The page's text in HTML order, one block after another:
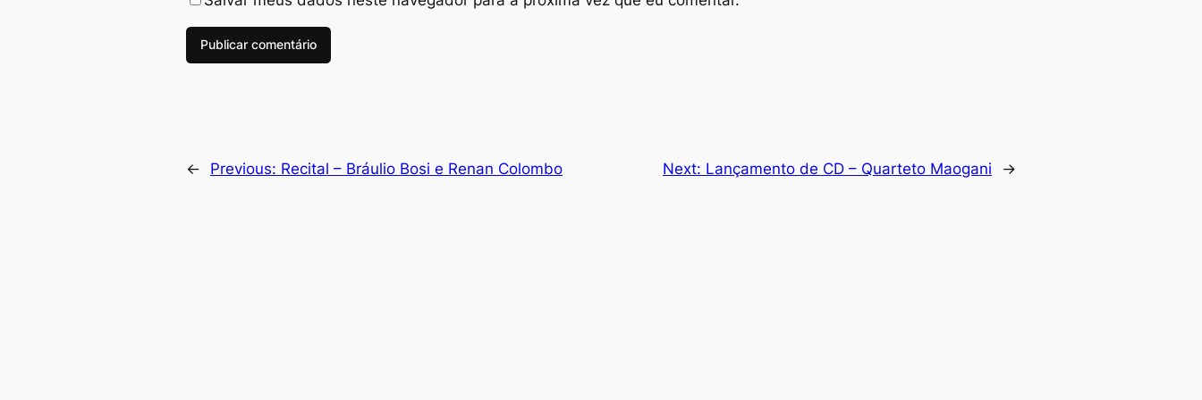
← Previous: Recital – Bráulio Bosi e Renan Colombo Next: Lançamento de CD – Quarteto Maogani →